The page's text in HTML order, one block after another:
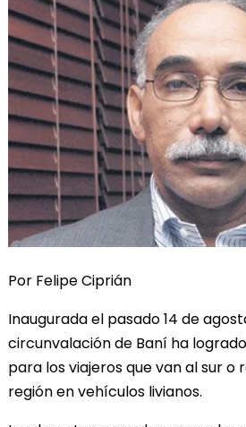
Por Felipe Ciprián
Inaugurada el pasado 14 de
circunvalación de Baní ha
para los viajeros que van al sur o
región en vehículos livianos.